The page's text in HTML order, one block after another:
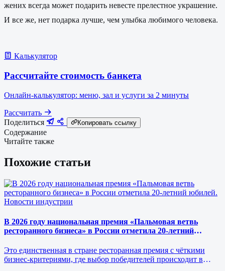
жених всегда может подарить невесте прелестное украшение.
И все же, нет подарка лучше, чем улыбка любимого человека.
Калькулятор
Рассчитайте стоимость банкета
Онлайн-калькулятор: меню, зал и услуги за 2 минуты
Рассчитать
Поделиться
Копировать ссылку
Содержание
Читайте также
Похожие статьи
Новости индустрии
В 2026 году национальная премия «Пальмовая ветвь
ресторанного бизнеса» в России отметила 20-летний
Это единственная в стране ресторанная премия с чёткими
бизнес-критериями, где выбор победителей происходит в